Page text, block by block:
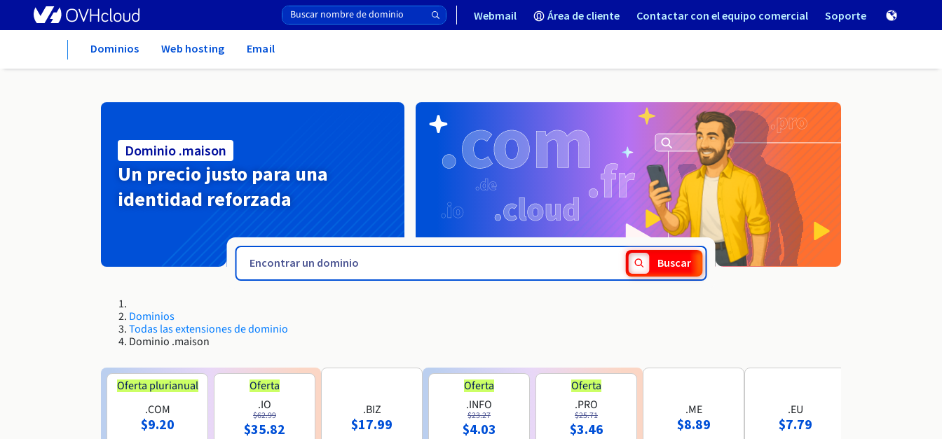
Webmail Área de cliente Contactar con el equipo comercial Soporte
Dominios Web hosting Email
Dominio .maison
Un precio justo para una
identidad reforzada
Buscar
Dominios
Todas las extensiones de dominio
Dominio .maison
Oferta plurianual
.COM
$9.20
Oferta
.IO
$62.99
$35.82
.BIZ
$17.99
Oferta
.INFO
$23.27
$4.03
Oferta
.PRO
$25.71
$3.46
.ME
$8.89
.EU
$7.79